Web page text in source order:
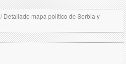
/Detallado mapa político de Serbia y